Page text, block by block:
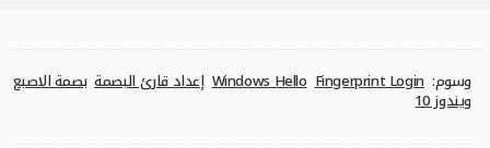
وسوم: Fingerprint Login
Windows Hello إعداد قارئ البصمة بصمة الاصبع
ويندوز 10